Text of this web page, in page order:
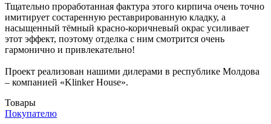
Тщательно проработанная фактура этого кирпича очень точно
имитирует состаренную реставрированную кладку, а
насыщенный тёмный красно-коричневый окрас усиливает
этот эффект, поэтому отделка с ним смотрится очень
гармонично и привлекательно!
Проект реализован нашими дилерами в республике Молдова
– компанией «Klinker House».
Товары
Покупателю